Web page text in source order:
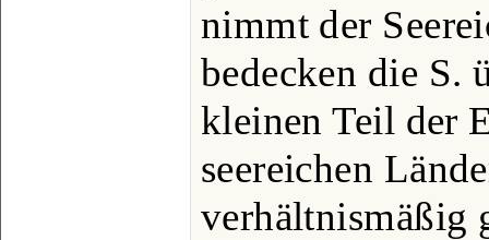
nimmt der
bedecken die S.
kleinen Teil der
seereichen
verhältnismäßig